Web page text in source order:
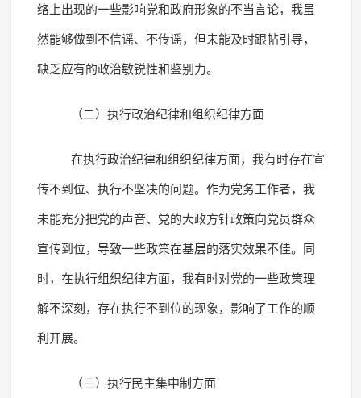
络上出现的一些影响党和政府形象的不当言论，我虽
然能够做到不信谣、不传谣，但未能及时跟帖引导，
缺乏应有的政治敏锐性和鉴别力。
（二）执行政治纪律和组织纪律方面
在执行政治纪律和组织纪律方面，我有时存在宣
传不到位、执行不坚决的问题。作为党务工作者，我
未能充分把党的声音、党的大政方针政策向党员群众
宣传到位，导致一些政策在基层的落实效果不佳。同
时，在执行组织纪律方面，我有时对党的一些政策理
解不深刻，存在执行不到位的现象，影响了工作的顺
利开展。
（三）执行民主集中制方面